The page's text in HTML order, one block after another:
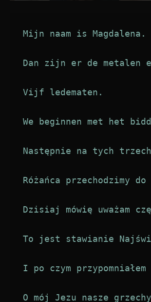
Mijn naam is
Dan zijn er de
Vijf ledematen.
We beginnen met het
Następnie na tych
Różańca przechodzimy
Dzisiaj mówię uważam
To jest stawianie
I po czym
O mój Jezu nasze